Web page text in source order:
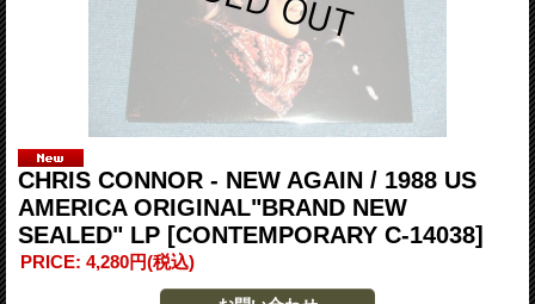
CHRIS CONNOR - NEW AGAIN / 1988 US
AMERICA ORIGINAL"BRAND NEW
SEALED" LP [CONTEMPORARY C-14038]
PRICE: 4,280円(税込)